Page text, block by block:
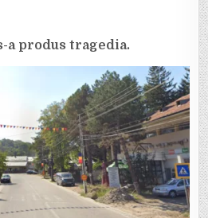
a produs tragedia.